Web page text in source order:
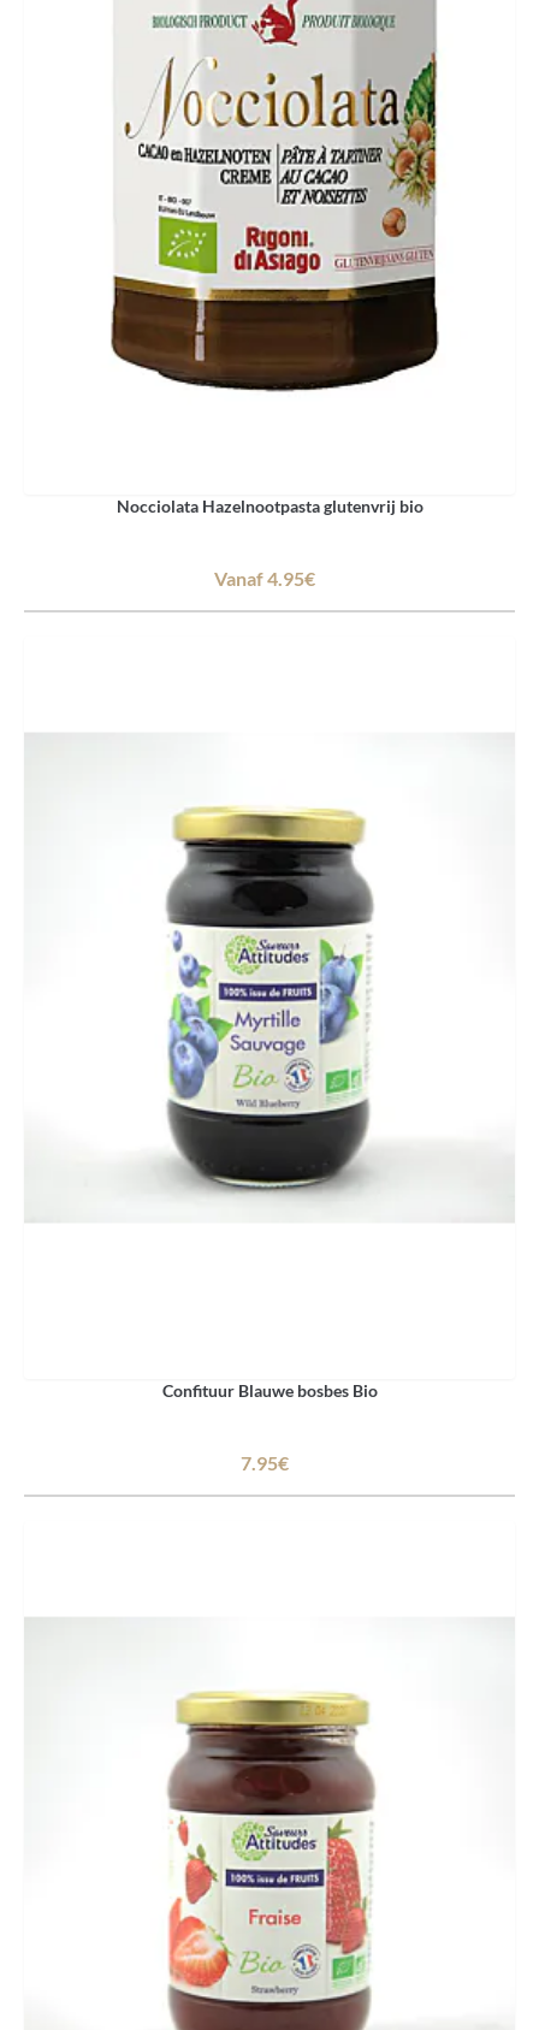
Nocciolata Hazelnootpasta glutenvrij bio
Vanaf 4.95€
Confituur Blauwe bosbes Bio
7.95€